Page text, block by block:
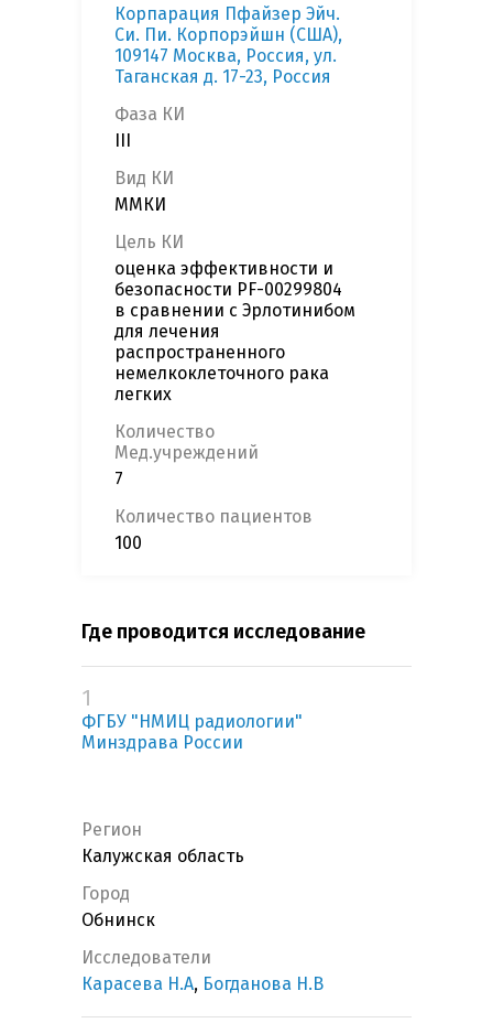
Корпарация Пфайзер Эйч.
Си. Пи. Корпорэйшн (США),
109147 Москва, Россия, ул.
Таганская д. 17-23, Россия
Фаза КИ
Вид КИ
ММКИ
Цель КИ
оценка эффективности и
безопасности PF-00299804
в сравнении с Эрлотинибом
для лечения
распространенного
немелкоклеточного рака
легких
Количество
Мед.учреждений
7
Количество пациентов
100
Где проводится исследование
1
ФГБУ "НМИЦ радиологии"
Минздрава России
Регион
Калужская область
Город
Обнинск
Исследователи
Карасева Н.А, Богданова Н.В